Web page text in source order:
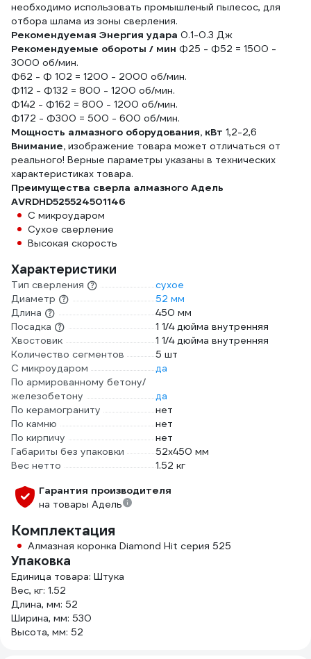
необходимо использовать промышленый пылесос, для
отбора шлама из зоны сверления.
Рекомендуемая Энергия удара 0.1-0.3 Дж
Рекомендуемые обороты / мин Ф25 - Ф52 = 1500 -
3000 об/мин.
Ф62 - Ф 102 = 1200 - 2000 об/мин.
Ф112 - Ф132 = 800 - 1200 об/мин.
Ф142 - Ф162 = 800 - 1200 об/мин.
Ф172 - Ф300 = 500 - 600 об/мин.
Мощность алмазного оборудования, кВт 1,2-2,6
Внимание, изображение товара может отличаться от
реального! Верные параметры указаны в технических
характеристиках товара.
Преимущества сверла алмазного Адель
AVRDHD525524501146
С микроударом
Сухое сверление
Высокая скорость
Характеристики
Тип сверления
сухое
Диаметр
52 мм
Длина
450 мм
Посадка
1 1/4 дюйма внутренняя
Хвостовик
1 1/4 дюйма внутренняя
Количество сегментов
5 шт
С микроударом
да
По армированному бетону/
железобетону
да
По керамограниту
нет
По камню
нет
По кирпичу
нет
Габариты без упаковки
52x450 мм
Вес нетто
1.52 кг
Гарантия производителя
на товары Адель
Комплектация
Алмазная коронка Diamond Hit серия 525
Упаковка
Единица товара: Штука
Вес, кг: 1.52
Длина, мм: 52
Ширина, мм: 530
Высота, мм: 52